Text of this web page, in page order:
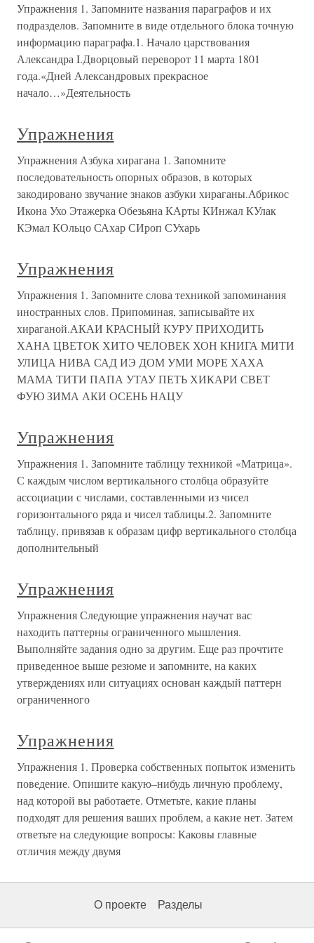
Упражнения 1. Запомните названия параграфов и их
подразделов. Запомните в виде отдельного блока точную
информацию параграфа.1. Начало царствования
Александра I.Дворцовый переворот 11 марта 1801
года.«Дней Александровых прекрасное
начало…»Деятельность
Упражнения
Упражнения Азбука хирагана 1. Запомните
последовательность опорных образов, в которых
закодировано звучание знаков азбуки хираганы.Абрикос
Икона Ухо Этажерка Обезьяна КАрты КИнжал КУлак
КЭмал КОльцо САхар СИроп СУхарь
Упражнения
Упражнения 1. Запомните слова техникой запоминания
иностранных слов. Припоминая, записывайте их
хираганой.АКАИ КРАСНЫЙ КУРУ ПРИХОДИТЬ
ХАНА ЦВЕТОК ХИТО ЧЕЛОВЕК ХОН КНИГА МИТИ
УЛИЦА НИВА САД ИЭ ДОМ УМИ МОРЕ ХАХА
МАМА ТИТИ ПАПА УТАУ ПЕТЬ ХИКАРИ СВЕТ
ФУЮ ЗИМА АКИ ОСЕНЬ НАЦУ
Упражнения
Упражнения 1. Запомните таблицу техникой «Матрица».
С каждым числом вертикального столбца образуйте
ассоциации с числами, составленными из чисел
горизонтального ряда и чисел таблицы.2. Запомните
таблицу, привязав к образам цифр вертикального столбца
дополнительный
Упражнения
Упражнения Следующие упражнения научат вас
находить паттерны ограниченного мышления.
Выполняйте задания одно за дру­гим. Еще раз прочтите
приведенное выше резюме и запомни­те, на каких
утверждениях или ситуациях основан каждый паттерн
ограниченного
Упражнения
Упражнения 1. Проверка собственных попыток изменить
поведение. Опишите какую–нибудь личную проблему,
над которой вы работаете. Отметьте, какие планы
подходят для решения ваших проблем, а какие нет. Затем
ответьте на следующие вопросы: Каковы главные
отличия между двумя
О проекте Разделы